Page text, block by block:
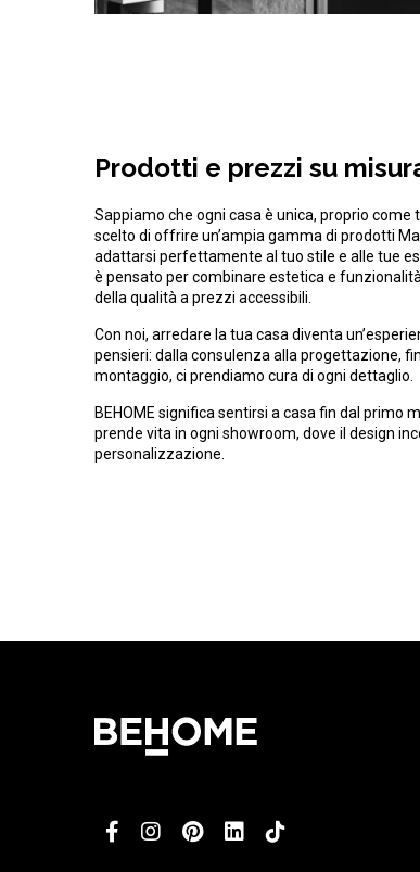
Prodotti e prezzi su
Sappiamo che ogni casa è unica, proprio come
scelto di offrire un’ampia gamma di prodotti
adattarsi perfettamente al tuo stile e alle tue
è pensato per combinare estetica e
della qualità a prezzi accessibili.
Con noi, arredare la tua casa diventa
pensieri: dalla consulenza alla progettazione,
montaggio, ci prendiamo cura di ogni dettaglio.
BEHOME significa sentirsi a casa fin dal primo
prende vita in ogni showroom, dove il design
personalizzazione.